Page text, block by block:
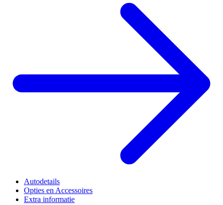
Autodetails
Opties en Accessoires
Extra informatie